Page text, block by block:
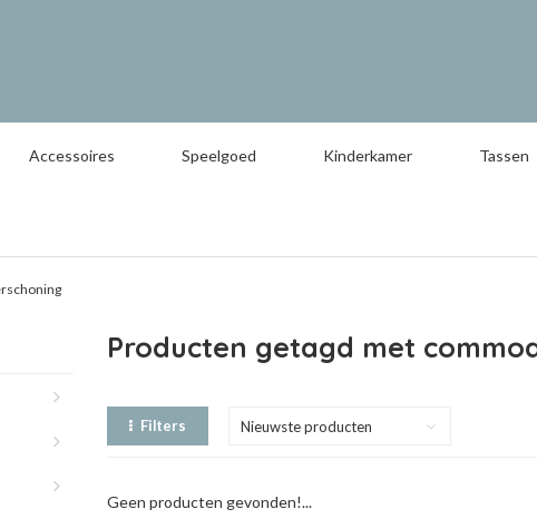
Accessoires Speelgoed Kinderkamer Tassen
Producten getagd met
Filters Nieuwste producten
Geen producten gevonden!...